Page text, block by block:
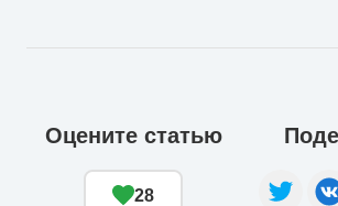
Оцените статью
28